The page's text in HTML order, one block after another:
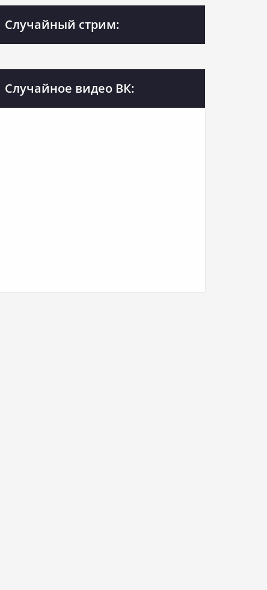
Случайный стрим:
Случайное видео ВК: